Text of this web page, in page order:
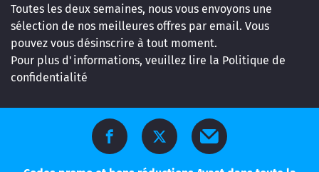
Toutes les deux semaines, nous vous envoyons une
sélection de nos meilleures offres par email. Vous
pouvez vous désinscrire à tout moment.
Pour plus d'informations, veuillez lire la Politique de
confidentialité